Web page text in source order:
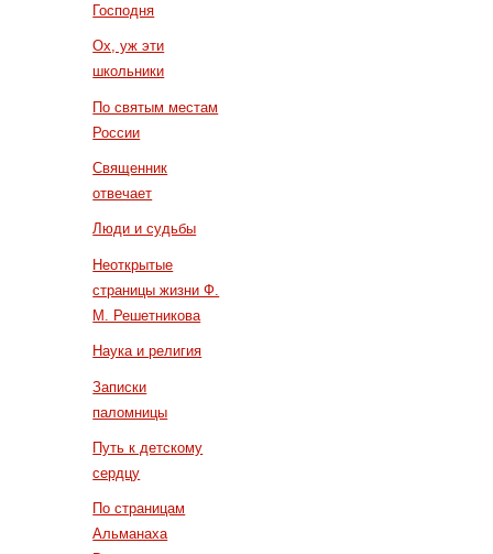
Господня
Ох, уж эти
школьники
По святым местам
России
Священник
отвечает
Люди и судьбы
Неоткрытые
страницы жизни Ф.
М. Решетникова
Наука и религия
Записки
паломницы
Путь к детскому
сердцу
По страницам
Альманаха